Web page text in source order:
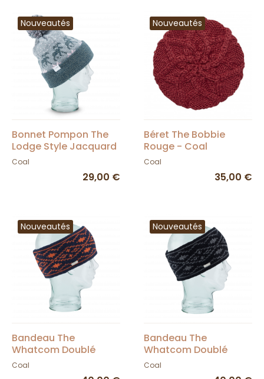
Nouveautés
Bonnet Pompon The
Lodge Style Jacquard
Gris - Coal
Coal
29,00 €
Nouveautés
Béret The Bobbie
Rouge - Coal
Coal
35,00 €
Nouveautés
Bandeau The
Whatcom Doublé
Polaire Marine - Coal
Coal
Nouveautés
Bandeau The
Whatcom Doublé
Polaire Noir - Coal
Coal